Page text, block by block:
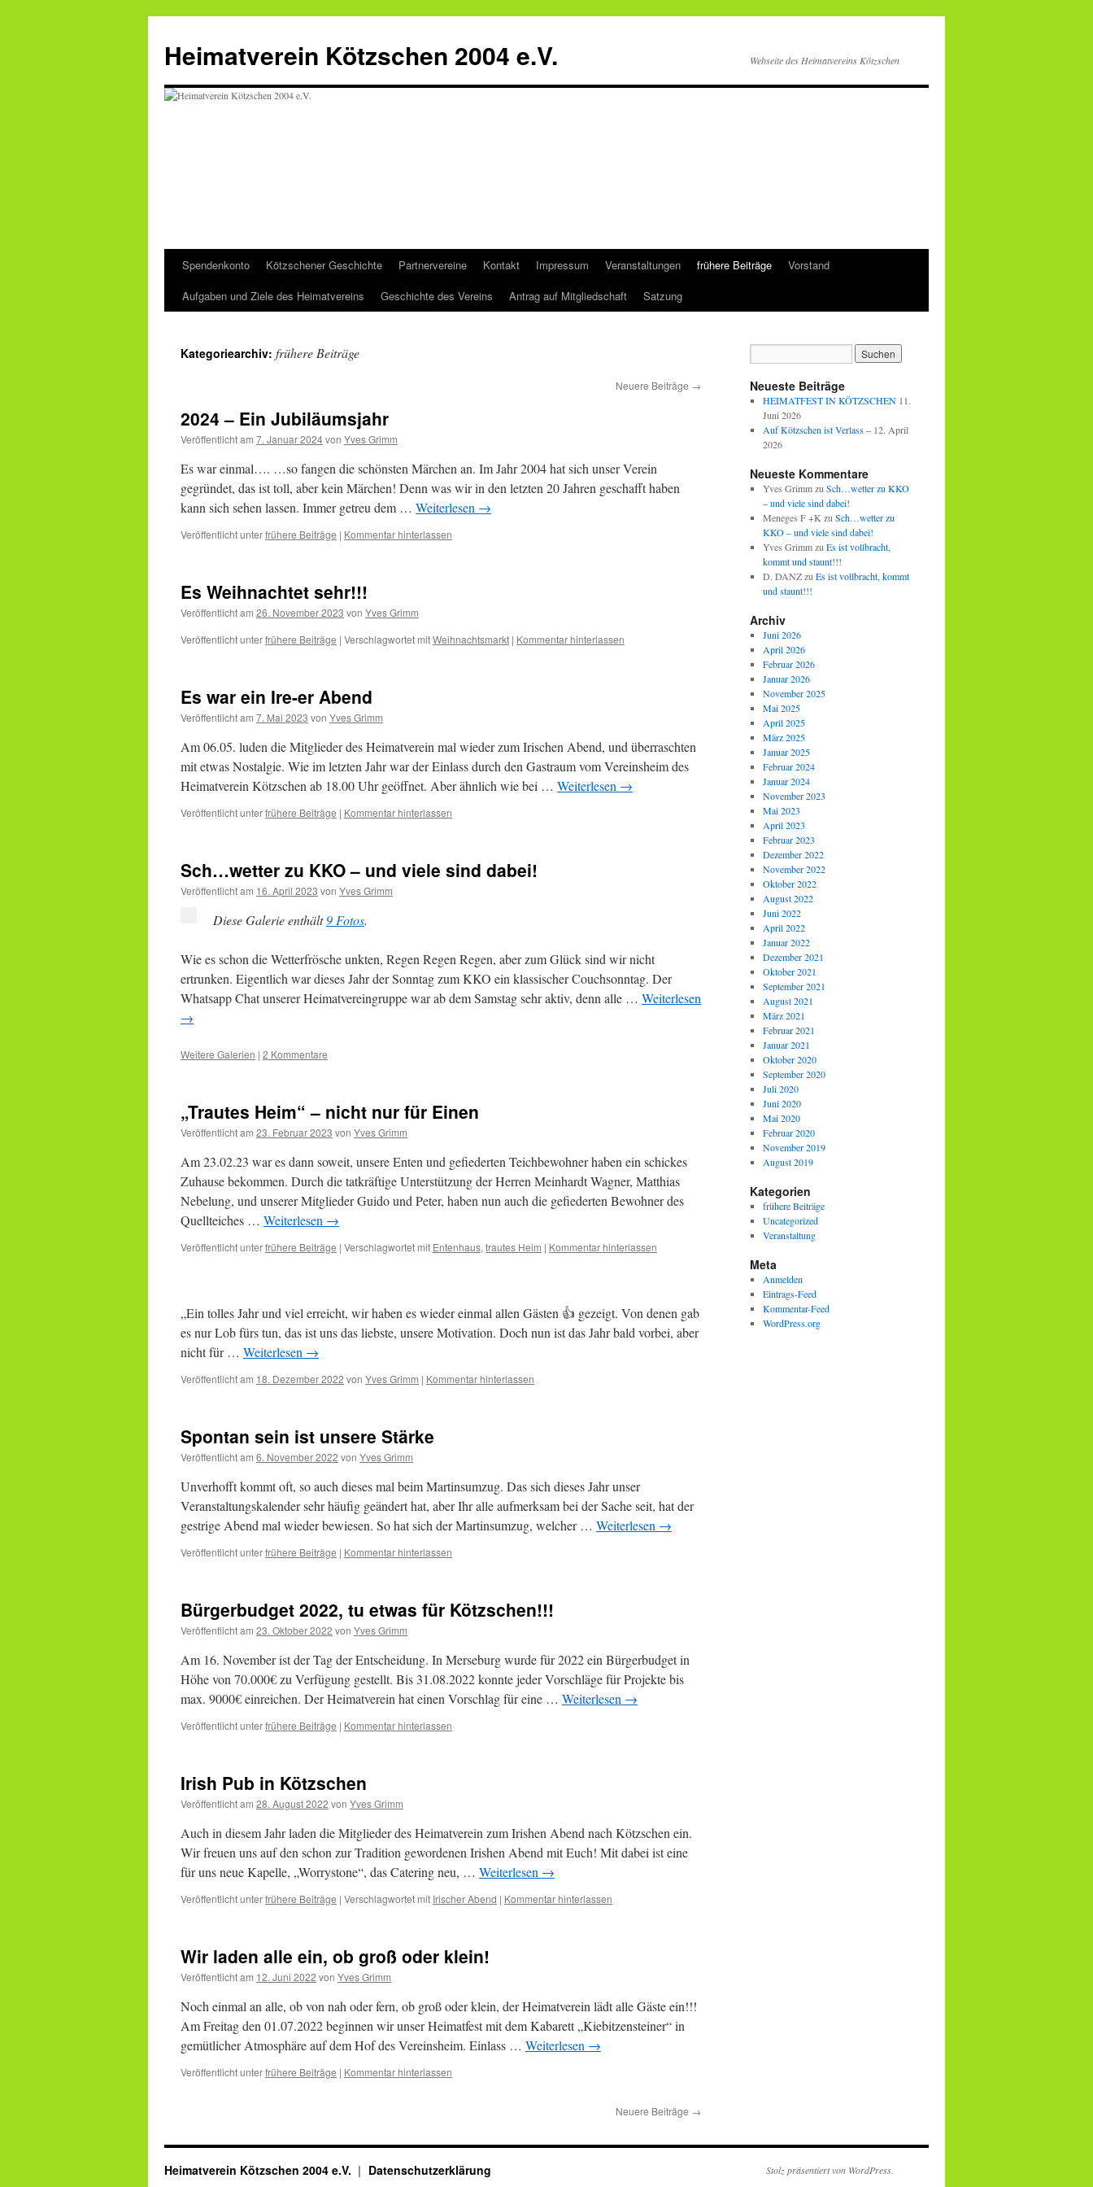
springen
Heimatverein Kötzschen 2004 e.V. Webseite des Heimatvereins Kötzschen
Spendenkonto Kötzschener Geschichte Partnervereine Kontakt Impressum Veranstaltungen frühere Beiträge
Vorstand
Aufgaben und Ziele des Heimatvereins
Geschichte des Vereins Antrag auf Mitgliedschaft Satzung
Kategoriearchiv: frühere Beiträge
Neuere Beiträge →
2024 – Ein Jubiläumsjahr
Veröffentlicht am 7. Januar 2024von Yves Grimm
Es war einmal…. …so fangen die schönsten Märchen an. Im Jahr 2004 hat sich unser Verein
gegründet, das ist toll, aber kein Märchen! Denn was wir in den letzten 20 Jahren geschafft haben
kann sich sehen lassen. Immer getreu dem … Weiterlesen →
Veröffentlicht unterfrühere Beiträge | Kommentar hinterlassen
Es Weihnachtet sehr!!!
Veröffentlicht am 26. November 2023 von Yves Grimm
Veröffentlicht unterfrühere Beiträge | Verschlagwortet mitWeihnachtsmarkt | Kommentar hinterlassen
Es war ein Ire-er Abend
Veröffentlicht am 7. Mai 2023 von Yves Grimm
Am 06.05. luden die Mitglieder des Heimatverein mal wieder zum Irischen Abend, und überraschten
mit etwas Nostalgie. Wie im letzten Jahr war der Einlass durch den Gastraum vom Vereinsheim des
Heimatverein Kötzschen ab 18.00 Uhr geöffnet. Aber ähnlich wie bei … Weiterlesen →
Veröffentlicht unterfrühere Beiträge | Kommentar hinterlassen
Sch…wetter zu KKO – und viele sind dabei!
Veröffentlicht am 16. April 2023 von Yves Grimm
Diese Galerie enthält9 Fotos.
Wie es schon die Wetterfrösche unkten, Regen Regen Regen, aber zum Glück sind wir nicht
ertrunken. Eigentlich war dieses Jahr der Sonntag zum KKO ein klassischer Couchsonntag. Der
Whatsapp Chat unserer Heimatvereingruppe war ab dem Samstag sehr aktiv, denn alle … Weiterlesen
→
Weitere Galerien | 2 Kommentare
„Trautes Heim“ – nicht nur für Einen
Veröffentlicht am 23. Februar 2023 von Yves Grimm
Am 23.02.23 war es dann soweit, unsere Enten und gefiederten Teichbewohner haben ein schickes
Zuhause bekommen. Durch die tatkräftige Unterstützung der Herren Meinhardt Wagner, Matthias
Nebelung, und unserer Mitglieder Guido und Peter, haben nun auch die gefiederten Bewohner des
Quellteiches … Weiterlesen →
Veröffentlicht unterfrühere Beiträge | Verschlagwortet mit Entenhaus, trautes Heim | Kommentar hinterlassen
„Ein tolles Jahr und viel erreicht, wir haben es wieder einmal allen Gästen 👍 gezeigt. Von denen gab
es nur Lob fürs tun, das ist uns das liebste, unsere Motivation. Doch nun ist das Jahr bald vorbei, aber
nicht für … Weiterlesen →
Veröffentlicht am 18. Dezember 2022 von Yves Grimm | Kommentar hinterlassen
Spontan sein ist unsere Stärke
Veröffentlicht am 6. November 2022 von Yves Grimm
Unverhofft kommt oft, so auch dieses mal beim Martinsumzug. Das sich dieses Jahr unser
Veranstaltungskalender sehr häufig geändert hat, aber Ihr alle aufmerksam bei der Sache seit, hat der
gestrige Abend mal wieder bewiesen. So hat sich der Martinsumzug, welcher … Weiterlesen →
Veröffentlicht unterfrühere Beiträge | Kommentar hinterlassen
Bürgerbudget 2022, tu etwas für Kötzschen!!!
Veröffentlicht am 23. Oktober 2022 von Yves Grimm
Am 16. November ist der Tag der Entscheidung. In Merseburg wurde für 2022 ein Bürgerbudget in
Höhe von 70.000€ zu Verfügung gestellt. Bis 31.08.2022 konnte jeder Vorschläge für Projekte bis
max. 9000€ einreichen. Der Heimatverein hat einen Vorschlag für eine … Weiterlesen →
Veröffentlicht unterfrühere Beiträge | Kommentar hinterlassen
Irish Pub in Kötzschen
Veröffentlicht am 28. August 2022 von Yves Grimm
Auch in diesem Jahr laden die Mitglieder des Heimatverein zum Irishen Abend nach Kötzschen ein.
Wir freuen uns auf den schon zur Tradition gewordenen Irishen Abend mit Euch! Mit dabei ist eine
für uns neue Kapelle, „Worrystone“, das Catering neu, … Weiterlesen →
Veröffentlicht unterfrühere Beiträge | Verschlagwortet mit Irischer Abend | Kommentar hinterlassen
Wir laden alle ein, ob groß oder klein!
Veröffentlicht am 12. Juni 2022 von Yves Grimm
Noch einmal an alle, ob von nah oder fern, ob groß oder klein, der Heimatverein lädt alle Gäste ein!!!
Am Freitag den 01.07.2022 beginnen wir unser Heimatfest mit dem Kabarett „Kiebitzensteiner“ in
gemütlicher Atmosphäre auf dem Hof des Vereinsheim. Einlass … Weiterlesen →
Veröffentlicht unterfrühere Beiträge | Kommentar hinterlassen
Neuere Beiträge →
Neueste Beiträge
HEIMATFEST IN KÖTZSCHEN 11.
Juni 2026
Auf Kötzschen ist Verlass – 12. April
2026
Neueste Kommentare
Yves Grimmzu Sch…wetter zu KKO
– und viele sind dabei!
Meneges F +K zu Sch…wetter zu
KKO – und viele sind dabei!
Yves Grimmzu Es ist vollbracht,
kommt und staunt!!!
D. DANZzu Es ist vollbracht, kommt
und staunt!!!
Archiv
Juni 2026
April 2026
Februar 2026
Januar 2026
November 2025
Mai 2025
April 2025
März 2025
Januar 2025
Februar 2024
Januar 2024
November 2023
Mai 2023
April 2023
Februar 2023
Dezember 2022
November 2022
Oktober 2022
August 2022
Juni 2022
April 2022
Januar 2022
Dezember 2021
Oktober 2021
September 2021
August 2021
März 2021
Februar 2021
Januar 2021
Oktober 2020
September 2020
Juli 2020
Juni 2020
Mai 2020
Februar 2020
November 2019
August 2019
Kategorien
frühere Beiträge
Uncategorized
Veranstaltung
Meta
Anmelden
Eintrags-Feed
Kommentar-Feed
WordPress.org
Heimatverein Kötzschen 2004 e.V. Datenschutzerklärung Stolz präsentiert von WordPress.